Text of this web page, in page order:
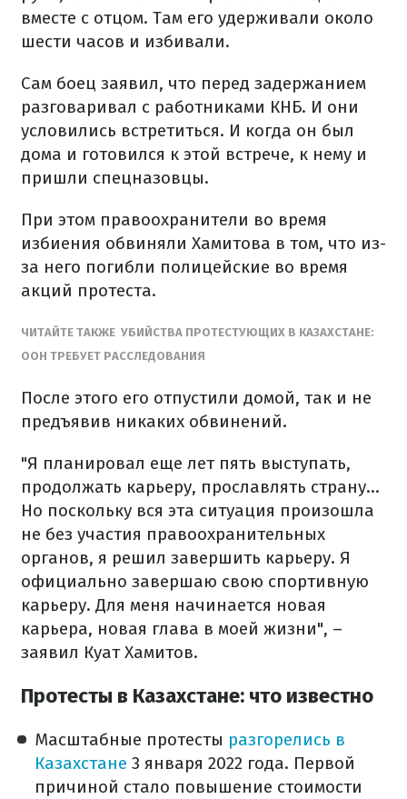
вместе с отцом. Там его удерживали около
шести часов и избивали.
Сам боец ​​заявил, что перед задержанием
разговаривал с работниками КНБ. И они
условились встретиться. И когда он был
дома и готовился к этой встрече, к нему и
пришли спецназовцы.
При этом правоохранители во время
избиения обвиняли Хамитова в том, что из-
за него погибли полицейские во время
акций протеста.
ЧИТАЙТЕ ТАКЖЕ УБИЙСТВА ПРОТЕСТУЮЩИХ В КАЗАХСТАНЕ:
ООН ТРЕБУЕТ РАССЛЕДОВАНИЯ
После этого его отпустили домой, так и не
предъявив никаких обвинений.
"Я планировал еще лет пять выступать,
продолжать карьеру, прославлять страну…
Но поскольку вся эта ситуация произошла
не без участия правоохранительных
органов, я решил завершить карьеру. Я
официально завершаю свою спортивную
карьеру. Для меня начинается новая
карьера, новая глава в моей жизни", –
заявил Куат Хамитов.
Протесты в Казахстане: что известно
Масштабные протесты разгорелись в
Казахстане 3 января 2022 года. Первой
причиной стало повышение стоимости